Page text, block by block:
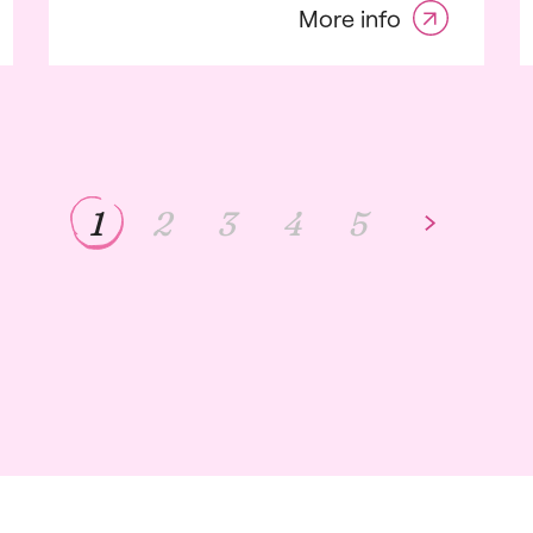
More info
1 2 3 4 5